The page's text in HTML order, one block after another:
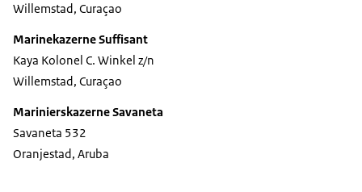
Willemstad, Curaçao
Marinekazerne Suffisant
Kaya Kolonel C. Winkel z/n
Willemstad, Curaçao
Marinierskazerne Savaneta
Savaneta 532
Oranjestad, Aruba